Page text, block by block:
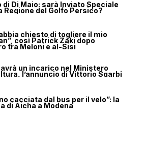
di Di Maio: sarà Inviato Speciale
Regione del Golfo Persico?
chiesto di togliere il mio
così Patrick Zaki dopo
tra Meloni e al-Sisi
un incarico nel Ministero
l’annuncio di Vittorio Sgarbi
cacciata dal bus per il velo”: la
di Aicha a Modena